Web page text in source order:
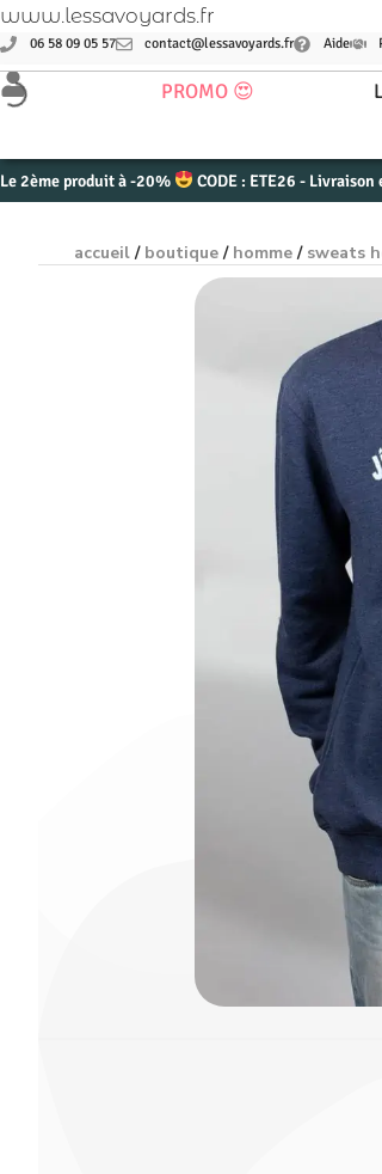
www.lessavoyards.fr
06 58 09 05 57 contact@lessavoyards.fr Aide
PROMO 😍
Le 2ème produit à -20% CODE : ETE26 -
accueil / boutique / homme / sweats